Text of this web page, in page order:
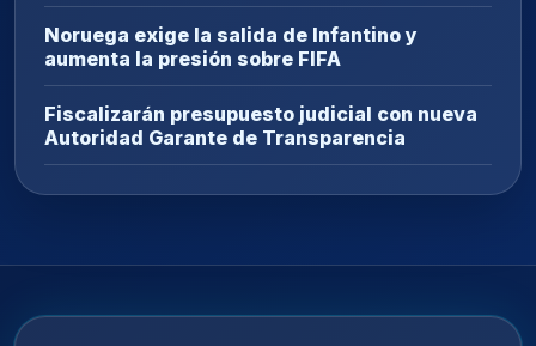
Noruega exige la salida de Infantino y
aumenta la presión sobre FIFA
Fiscalizarán presupuesto judicial con nueva
Autoridad Garante de Transparencia